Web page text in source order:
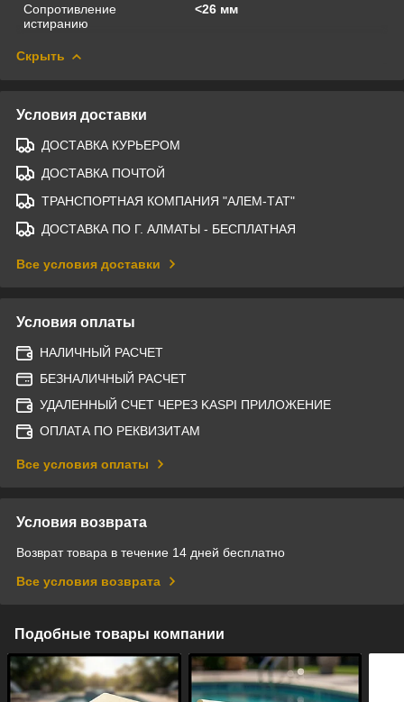
Сопротивление
истиранию
<26 мм
Скрыть
Условия доставки
ДОСТАВКА КУРЬЕРОМ
ДОСТАВКА ПОЧТОЙ
ТРАНСПОРТНАЯ КОМПАНИЯ "АЛЕМ-ТАТ"
ДОСТАВКА ПО Г. АЛМАТЫ - БЕСПЛАТНАЯ
Все условия доставки
Условия оплаты
НАЛИЧНЫЙ РАСЧЕТ
БЕЗНАЛИЧНЫЙ РАСЧЕТ
УДАЛЕННЫЙ СЧЕТ ЧЕРЕЗ KASPI ПРИЛОЖЕНИЕ
ОПЛАТА ПО РЕКВИЗИТАМ
Все условия оплаты
Условия возврата
Возврат товара в течение 14 дней бесплатно
Все условия возврата
Подобные товары компании